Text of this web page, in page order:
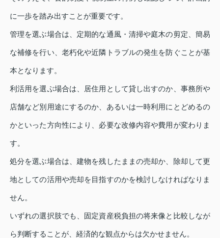
に一歩を踏み出すことが重要です。
管理を選ぶ場合は、定期的な通風・清掃や庭木の剪定、簡易
な補修を行い、老朽化や近隣トラブルの発生を防ぐことが基
本となります。
利活用を選ぶ場合は、居住用として貸し出すのか、事務所や
店舗など別用途にするのか、あるいは一時利用にとどめるの
かといった方向性により、必要な改修内容や費用が変わりま
す。
処分を選ぶ場合は、建物を残したままの売却か、除却して更
地としての活用や売却を目指すのかを検討しなければなりま
せん。
いずれの選択肢でも、固定資産税負担の将来像と比較しなが
ら判断することが、経済的な観点からは欠かせません。